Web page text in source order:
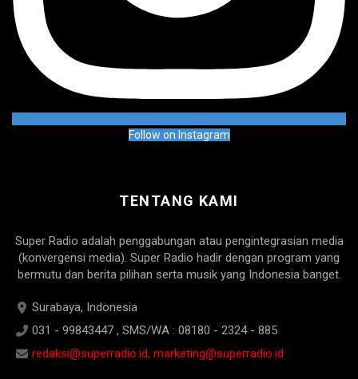
Follow on Instagram
TENTANG KAMI
Super Radio adalah penggabungan atau pengintegrasian media
(konvergensi media). Super Radio hadir dengan program yang
bermutu dan berita pilihan serta musik yang Indonesia banget.
Surabaya, Indonesia
031 - 99843447 , SMS/WA : 08180 - 2324 - 885
redaksi@superradio.id, marketing@superradio.id